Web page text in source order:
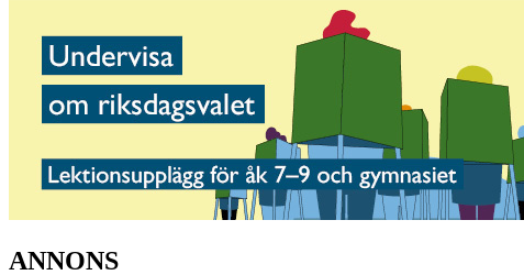
ANNONS